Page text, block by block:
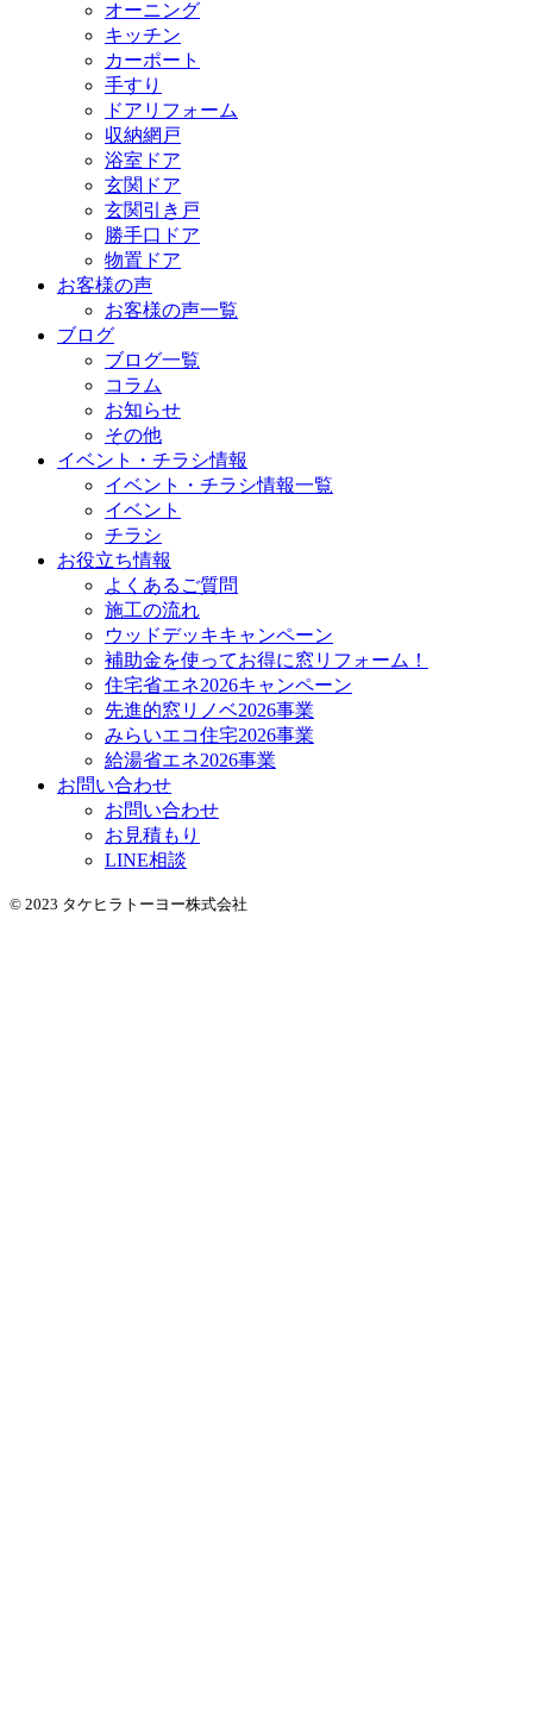
オーニング
キッチン
カーポート
手すり
ドアリフォーム
収納網戸
浴室ドア
玄関ドア
玄関引き戸
勝手口ドア
物置ドア
お客様の声
お客様の声一覧
ブログ
ブログ一覧
コラム
お知らせ
その他
イベント・チラシ情報
イベント・チラシ情報一覧
イベント
チラシ
お役立ち情報
よくあるご質問
施工の流れ
ウッドデッキキャンペーン
補助金を使ってお得に窓リフォーム！
住宅省エネ2026キャンペーン
先進的窓リノベ2026事業
みらいエコ住宅2026事業
給湯省エネ2026事業
お問い合わせ
お問い合わせ
お見積もり
LINE相談
© 2023 タケヒラトーヨー株式会社